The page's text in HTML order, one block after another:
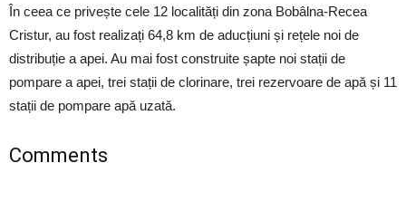
În ceea ce privește cele 12 localități din zona Bobâlna-Recea
Cristur, au fost realizați 64,8 km de aducțiuni și rețele noi de
distribuție a apei. Au mai fost construite șapte noi stații de
pompare a apei, trei stații de clorinare, trei rezervoare de apă și 11
stații de pompare apă uzată.
Comments